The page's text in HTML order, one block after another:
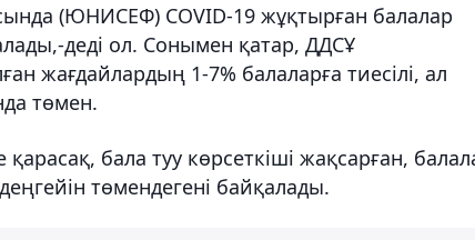
(ЮНИСЕФ) COVID-19 жұқтырған балалар
деді ол. Сонымен қатар, ДДСҰ
жағдайлардың 1-7% балаларға тиесілі, ал
төмен.
бала туу көрсеткіші жақсарған,
төмендегені байқалады.